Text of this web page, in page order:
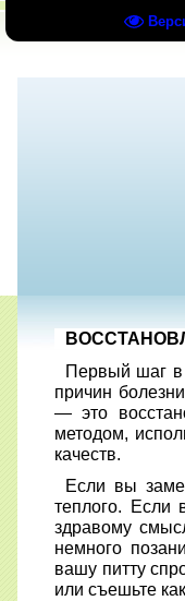
Первый шаг в
причин
— это
методом,
качеств.
Если вы
теплого. Если
здравому
немного
вашу питту
или съешьте